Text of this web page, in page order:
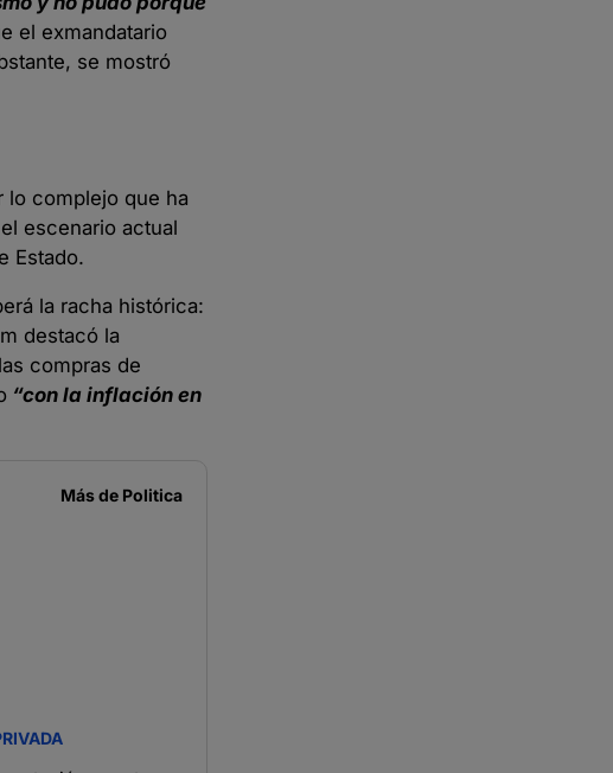
el exmandatario
se mostró
lo complejo que ha
escenario actual
Estado.
la racha histórica:
destacó la
compras de
“con la inflación en
Más de Politica